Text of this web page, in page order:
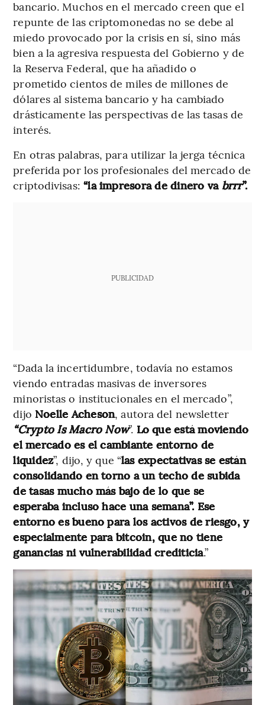
bancario. Muchos en el mercado creen que el
repunte de las criptomonedas no se debe al
miedo provocado por la crisis en sí, sino más
bien a la agresiva respuesta del Gobierno y de
la Reserva Federal, que ha añadido o
prometido cientos de miles de millones de
dólares al sistema bancario y ha cambiado
drásticamente las perspectivas de las tasas de
interés.
En otras palabras, para utilizar la jerga técnica
preferida por los profesionales del mercado de
criptodivisas: “la impresora de dinero va brrr”.
PUBLICIDAD
“Dada la incertidumbre, todavía no estamos
viendo entradas masivas de inversores
minoristas o institucionales en el mercado”,
dijo Noelle Acheson, autora del newsletter
“Crypto Is Macro Now”. Lo que está moviendo
el mercado es el cambiante entorno de
liquidez”, dijo, y que “las expectativas se están
consolidando en torno a un techo de subida
de tasas mucho más bajo de lo que se
esperaba incluso hace una semana”. Ese
entorno es bueno para los activos de riesgo, y
especialmente para bitcoin, que no tiene
ganancias ni vulnerabilidad crediticia.”